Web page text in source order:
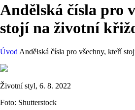
Andělská čísla pro
stojí na životní
Úvod Andělská čísla pro všechny, kteří
Životní styl, 6. 8. 2022
Foto: Shutterstock